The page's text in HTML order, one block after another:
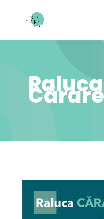
Raluca
Cărare